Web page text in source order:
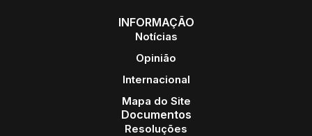
INFORMAÇÃO
Notícias
Opinião
Internacional
Mapa do Site
Documentos
Resoluções